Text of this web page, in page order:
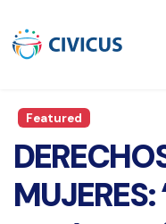
Featured